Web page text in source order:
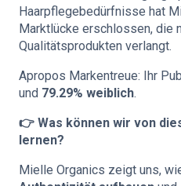
Haarpflegebedürfnisse hat
Marktlücke erschlossen, die
Qualitätsprodukten verlangt.
Apropos Markentreue: Ihr
und 79.29% weiblich.
👉 Was können wir von
lernen?
Mielle Organics zeigt uns,